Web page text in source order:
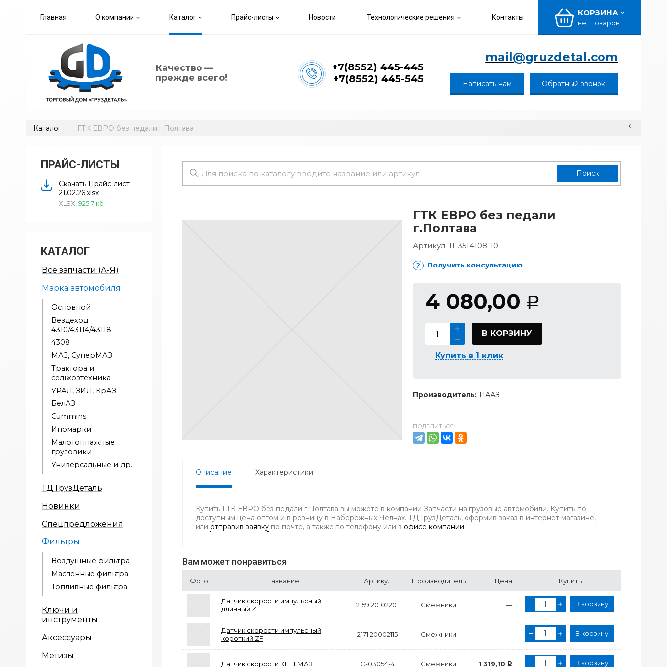
Главная О компании Каталог Прайс-листы Новости Технологические решения Контакты КОРЗИНА
нет товаров
Качество —
прежде всего!
+7(8552) 445-445
+7(8552) 445-545
mail@gruzdetal.com
Написать нам Обратный звонок
Каталог ГТК ЕВРО без педали г.Полтава
ПРАЙС-ЛИСТЫ
Скачать Прайс-лист
21.02.26.xlsx
XLSX 925.7 кб
КАТАЛОГ
Все запчасти (А-Я)
Марка автомобиля
Основной
Вездеход
4310/43114/43118
4308
МАЗ, СуперМАЗ
Трактора и
сельхозтехника
УРАЛ, ЗИЛ, КрАЗ
БелАЗ
Cummins
Иномарки
Малотоннажные
грузовики
Универсальные и др.
ТД ГрузДеталь
Новинки
Спецпредложения
Фильтры
Воздушные фильтра
Масленные фильтра
Топливные фильтра
Ключи и
инструменты
Аксессуары
Метизы
ГТК ЕВРО без педали
г.Полтава
Артикул: 11-3514108-10
Получить консультацию
4 080,00 Р
В КОРЗИНУ
Купить в 1 клик
Производитель: ПААЗ
ПОДЕЛИТЬСЯ:
Описание Характеристики
Купить ГТК ЕВРО без педали г.Полтава вы можете в компании Запчасти на грузовые автомобили. Купить по
доступным цена оптом и в розницу в Набережных Челнах. ТД ГрузДеталь, оформив заказ в интернет магазине,
или отправив заявку по почте, а также по телефону или в офисе компании .
Вам может понравиться
Фото Название Артикул Производитель Цена Купить
Датчик скорости импульсный
длинный ZF
2159.20102201 Смежники — В корзину
Датчик скорости импульсный
короткий ZF
2171.20002115 Смежники — В корзину
Датчик скорости КПП МАЗ С-03054-4 Смежники 1 319,10 Р В корзину